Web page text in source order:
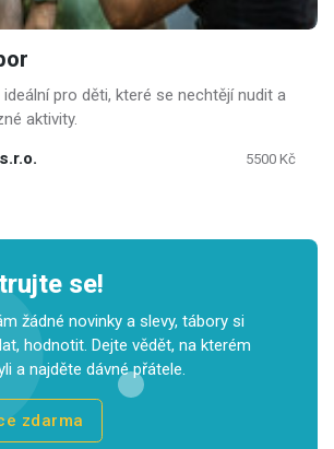
pro děti, které se nechtějí nudit a
aktivity.
5500 Kč
se!
žádné novinky a slevy, tábory si
hodnotit. Dejte vědět, na kterém
a najděte dávné přátele.
zdarma